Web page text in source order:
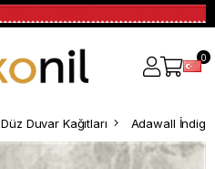
0
Düz Duvar Kağıtları Adawall İndigo